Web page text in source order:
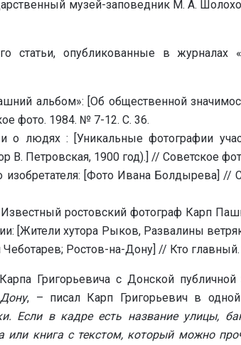
музей-заповедник М. А.
статьи, опубликованные в журналах
альбом»: [Об общественной
фото. 1984. № 7-12. С. 36.
людях : [Уникальные фотографии
В. Петровская, 1900 год).] // Советское
[Фото Ивана Болдырева] //
ростовский фотограф Карп
[Жители хутора Рыков, Развалины
Ростов-на-Дону] // Кто
Григорьевича с Донской публичной
, – писал Карп Григорьевич в
Если в кадре есть название улицы,
или книга с текстом, который можно